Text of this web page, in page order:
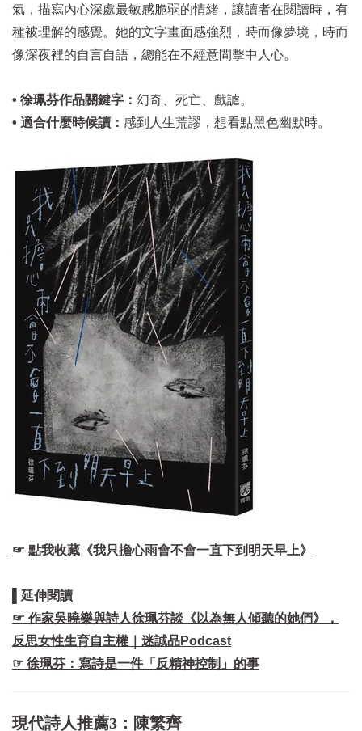
氣，描寫內心深處最敏感脆弱的情緒，讓讀者在閱讀時，有
種被理解的感覺。她的文字畫面感強烈，時而像夢境，時而
像深夜裡的自言自語，總能在不經意間擊中人心。
• 徐珮芬作品關鍵字： 幻奇、死亡、戲謔。
• 適合什麼時候讀： 感到人生荒謬，想看點黑色幽默時。
☞ 點我收藏《我只擔心雨會不會一直下到明天早上》
▌延伸閱讀
☞ 作家吳曉樂與詩人徐珮芬談《以為無人傾聽的她們》，
反思女性生育自主權｜迷誠品Podcast
☞ 徐珮芬：寫詩是一件「反精神控制」的事
現代詩人推薦3：陳繁齊